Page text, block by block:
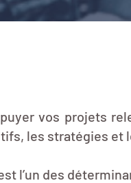
vos projets
les stratégies et
l’un des